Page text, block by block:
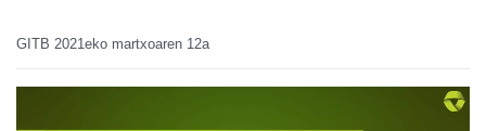
GITB 2021eko martxoaren 12a